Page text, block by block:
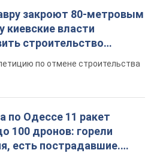
закроют 80-метровым
власти
строительство
верующего"
по отмене строительства
по Одессе 11 ракет
100 дронов: горели
есть пострадавшие.